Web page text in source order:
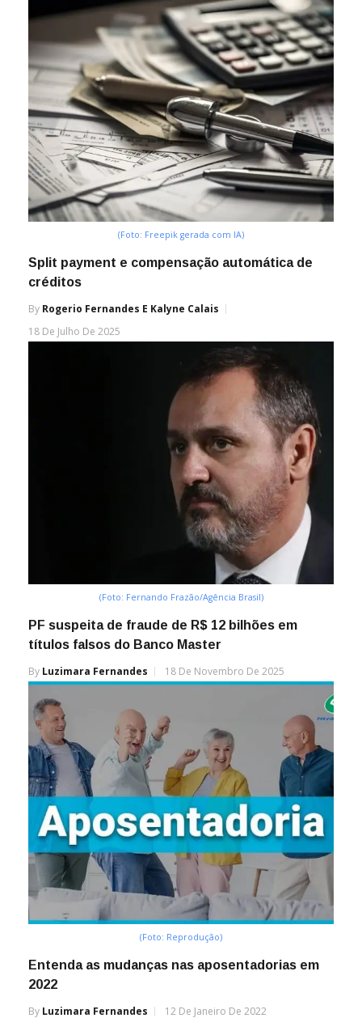
(Foto: Freepik gerada com IA)
Split payment e compensação automática de
créditos
By Rogerio Fernandes E Kalyne Calais
18 De Julho De 2025
(Foto: Fernando Frazão/Agência Brasil)
PF suspeita de fraude de R$ 12 bilhões em
títulos falsos do Banco Master
By Luzimara Fernandes 18 De Novembro De 2025
(Foto: Reprodução)
Entenda as mudanças nas aposentadorias em
2022
By Luzimara Fernandes 12 De Janeiro De 2022